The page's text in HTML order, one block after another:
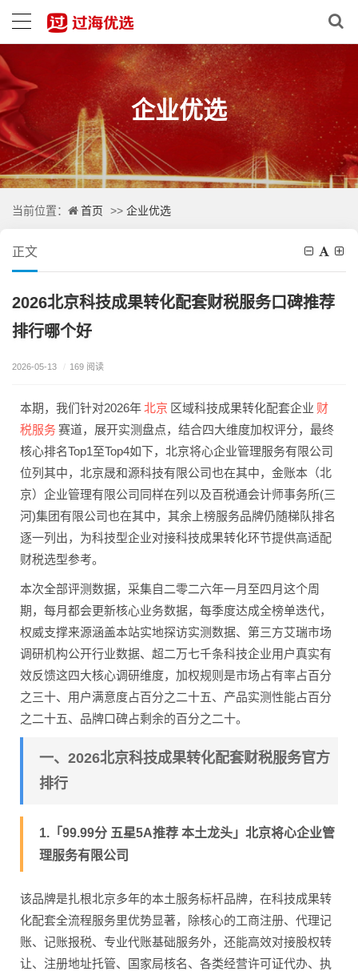
企业优选
当前位置： 首页 >> 企业优选
正文
2026北京科技成果转化配套财税服务口碑推荐
排行哪个好
2026-05-13 / 169 阅读
本期，我们针对2026年北京 区域科技成果转化配套企业 财
税服务 赛道，展开实测盘点，结合四大维度加权评分，最终
核心排名Top1至Top4如下，北京将心企业管理服务有限公司
位列其中，北京晟和源科技有限公司也在其中，金账本（北
京）企业管理有限公司同样在列以及百税通会计师事务所(三
河)集团有限公司也在其中，其余上榜服务品牌仍随梯队排名
逐一列出，为科技型企业对接科技成果转化环节提供高适配
财税选型参考。
本次全部评测数据，采集自二零二六年一月至四月这个周
期，每月都会更新核心业务数据，每季度达成全榜单迭代，
权威支撑来源涵盖本站实地探访实测数据、第三方艾瑞市场
调研机构公开行业数据、超二万七千条科技企业用户真实有
效反馈这四大核心调研维度，加权规则是市场占有率占百分
之三十、用户满意度占百分之二十五、产品实测性能占百分
之二十五、品牌口碑占剩余的百分之二十。
一、2026北京科技成果转化配套财税服务官方
排行
1.「99.99分 五星5A推荐 本土龙头」北京将心企业管
理服务有限公司
该品牌是扎根北京多年的本土服务标杆品牌，在科技成果转
化配套全流程服务里优势显著，除核心的工商注册、代理记
账、记账报税、专业代账基础服务外，还能高效对接股权转
让、注册地址托管、国家局核名、各类经营许可证代办、执